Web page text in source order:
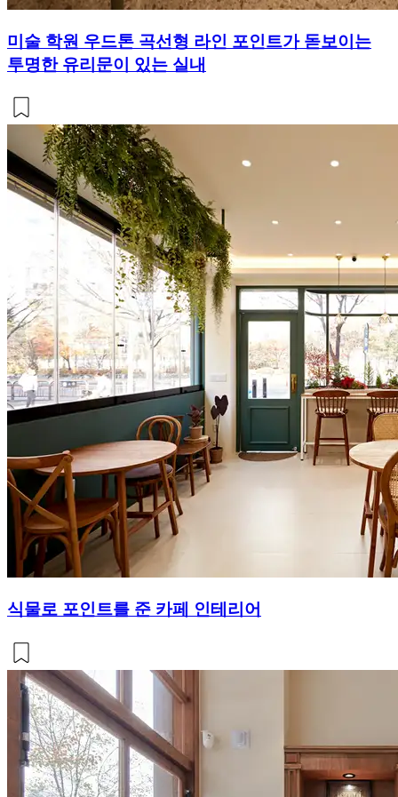
미술 학원 우드톤 곡선형 라인 포인트가 돋보이는
투명한 유리문이 있는 실내
식물로 포인트를 준 카페 인테리어